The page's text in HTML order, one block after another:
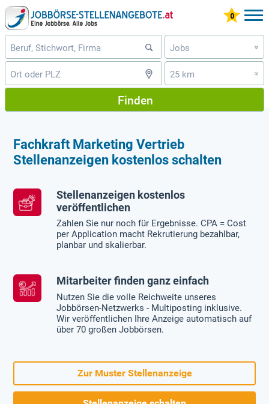
Jobs »
25 km »
Finden
Fachkraft Marketing Vertrieb
Stellenanzeigen kostenlos schalten
Stellenanzeigen kostenlos
veröffentlichen
Zahlen Sie nur noch für Ergebnisse. CPA = Cost
per Application macht Rekrutierung bezahlbar,
planbar und skalierbar.
Mitarbeiter finden ganz einfach
Nutzen Sie die volle Reichweite unseres
Jobbörsen-Netzwerks - Multiposting inklusive.
Wir veröffentlichen Ihre Anzeige automatisch auf
über 70 großen Jobbörsen.
Zur Muster Stellenanzeige